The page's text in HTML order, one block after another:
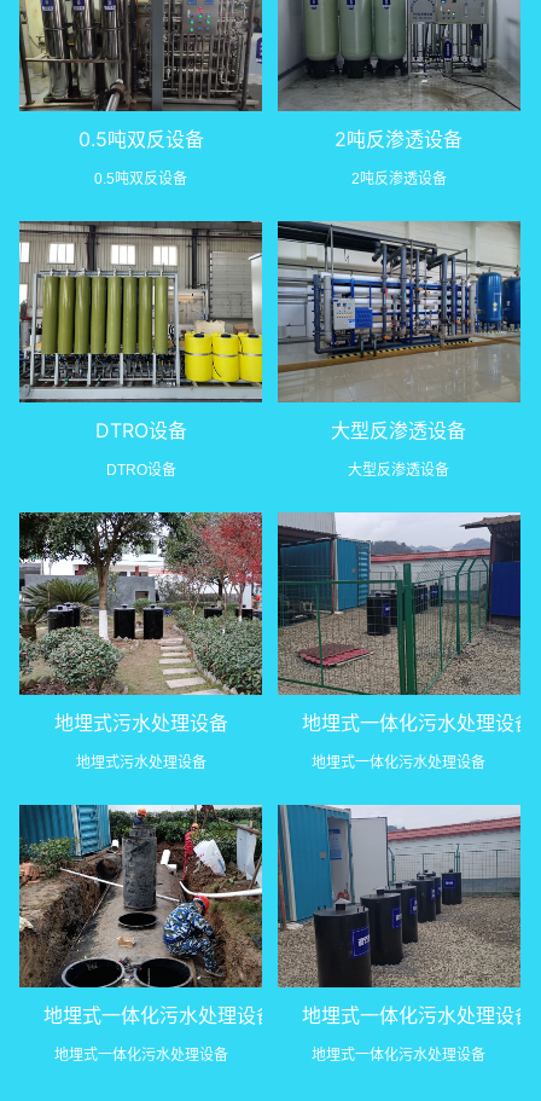
0.5吨双反设备
0.5吨双反设备
2吨反渗透设备
2吨反渗透设备
DTRO设备
DTRO设备
大型反渗透设备
大型反渗透设备
地埋式污水处理设备
地埋式污水处理设备
地埋式一体化污水处理设备
地埋式一体化污水处理设备
地埋式一体化污水处理设备
地埋式一体化污水处理设备
地埋式一体化污水处理设备
地埋式一体化污水处理设备